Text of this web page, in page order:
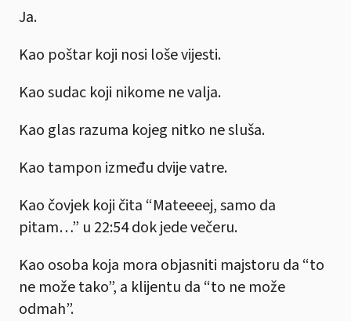
Ja.
Kao poštar koji nosi loše vijesti.
Kao sudac koji nikome ne valja.
Kao glas razuma kojeg nitko ne sluša.
Kao tampon između dvije vatre.
Kao čovjek koji čita “Mateeeej, samo da
pitam…” u 22:54 dok jede večeru.
Kao osoba koja mora objasniti majstoru da “to
ne može tako”, a klijentu da “to ne može
odmah”.